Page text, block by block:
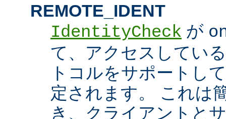
REMOTE_IDENT
IdentityCheck が
て、アクセスしてい
トコルをサポートし
定されます。 これは
き、クライアントと